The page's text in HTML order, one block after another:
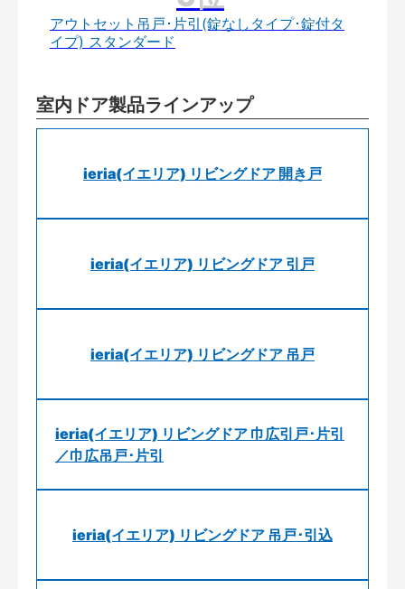
アウトセット吊戸･片引(錠なしタイプ･錠付タ
イプ) スタンダード
室内ドア製品ラインアップ
ieria(イエリア) リビングドア 開き戸
ieria(イエリア) リビングドア 引戸
ieria(イエリア) リビングドア 吊戸
ieria(イエリア) リビングドア 巾広引戸･片引
／巾広吊戸･片引
ieria(イエリア) リビングドア 吊戸･引込